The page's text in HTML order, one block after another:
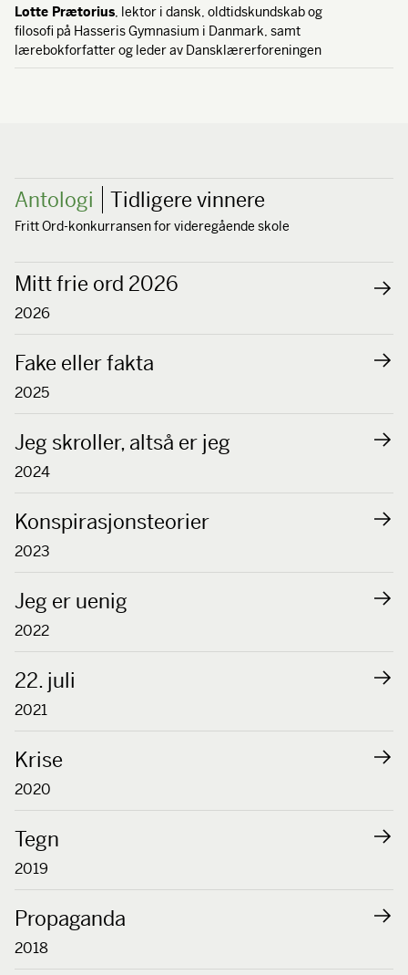
Lotte Prætorius, lektor i dansk, oldtidskundskab og
filosofi på Hasseris Gymnasium i Danmark, samt
lærebokforfatter og leder av Dansklærerforeningen
Antologi Tidligere vinnere
Fritt Ord-konkurransen for videregående skole
Mitt frie ord 2026
2026
Fake eller fakta
2025
Jeg skroller, altså er jeg
2024
Konspirasjonsteorier
2023
Jeg er uenig
2022
22. juli
2021
Krise
2020
Tegn
2019
Propaganda
2018